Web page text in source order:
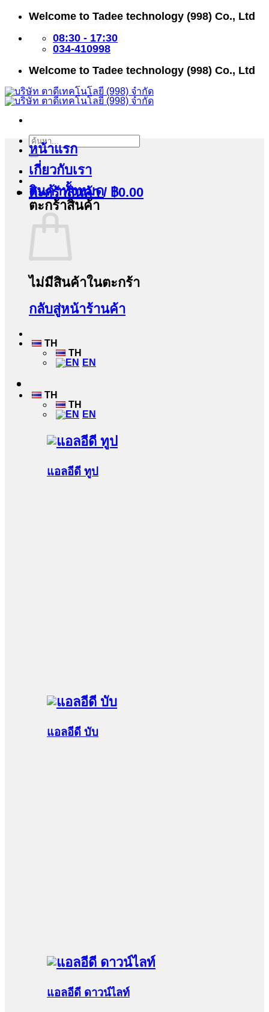
ข้าม
เนื้อหา
Welcome to Tadee technology (998) Co., Ltd
08:30 - 17:30
034-410998
Welcome to Tadee technology (998) Co., Ltd
ค้นหา:
ตะกร้าสินค้า / ฿0.00
ตะกร้าสินค้า
ไม่มีสินค้าในตะกร้า
กลับสู่หน้าร้านค้า
TH
TH
EN
TH
TH
EN
หน้าแรก
เกี่ยวกับเรา
สินค้าทั้งหมด
แอลอีดี ทูป
แอลอีดี บับ
แอลอีดี ดาวน์ไลท์